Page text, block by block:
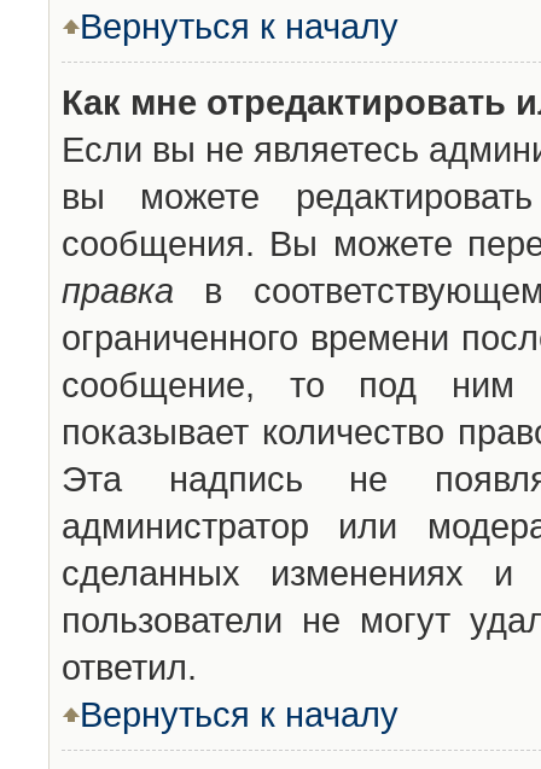
Вернуться к началу
Как мне отредактировать
Если вы не являетесь
вы можете
сообщения. Вы можете
правка в
ограниченного времени
сообщение, то под ним
показывает количество
Эта надпись не
администратор или
сделанных изменениях
пользователи не могут
ответил.
Вернуться к началу